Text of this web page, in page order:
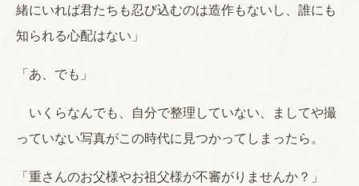
緒にいれば君たちも忍び込むのは造作もないし、誰にも
知られる心配はない」
「あ、でも」
いくらなんでも、自分で整理していない、ましてや撮
っていない写真がこの時代に見つかってしまったら。
「重さんのお父様やお祖父様が不審がりませんか？」